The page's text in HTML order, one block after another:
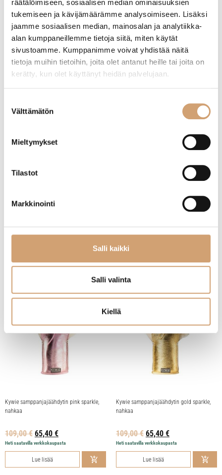
räätälöimiseen, sosiaalisen median ominaisuuksien
tukemiseen ja kävijämäärämme analysoimiseen. Lisäksi
jaamme sosiaalisen median, mainosalan ja analytiikka-
alan kumppaneillemme tietoja siitä, miten käytät
sivustoamme. Kumppanimme voivat yhdistää näitä
tietoja muihin tietoihin, joita olet antanut heille tai joita on
kerätty, kun olet käyttänyt heidän palvelujaan.
valinta
Välttämätön
Mieltymykset
Tilastot
Markkinointi
Salli kaikki
Salli valinta
Kiellä
23,50€
Heti saatavilla verkkokaupasta
8,90€
Heti saatavilla verkkokaupasta
Lue lisää
Innovine jäädytintikku viinille harmaa
Kywie samppanjajäähdytin aubergine silk,
Kywie samppanjajäähdytin pink sparkle,
nahkaa
109,00€ 65,40 €
Heti saatavilla verkkokaupasta
Lue lisää
Kywie samppanjajäähdytin gold sparkle,
nahkaa
109,00€ 65,40 €
Heti saatavilla verkkokaupasta
Lue lisää